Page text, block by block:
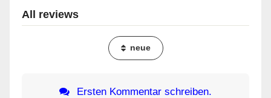
All reviews
neue
Ersten Kommentar schreiben.